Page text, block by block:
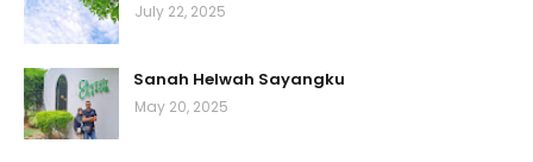
July 22, 2025
Sanah Helwah Sayangku
May 20, 2025